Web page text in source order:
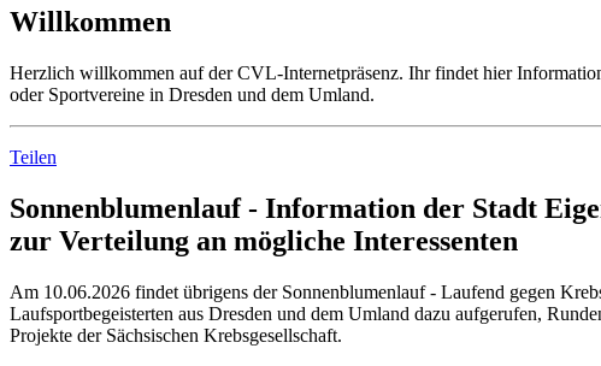
Willkommen
Herzlich willkommen auf der CVL-Internetpräsenz. Ihr findet hier
oder Sportvereine in Dresden und dem Umland.
Teilen
Sonnenblumenlauf - Information der Stadt
zur Verteilung an mögliche Interessenten
Am 10.06.2026 findet übrigens der Sonnenblumenlauf - Laufend gegen
Laufsportbegeisterten aus Dresden und dem Umland dazu aufgerufen,
Projekte der Sächsischen Krebsgesellschaft.